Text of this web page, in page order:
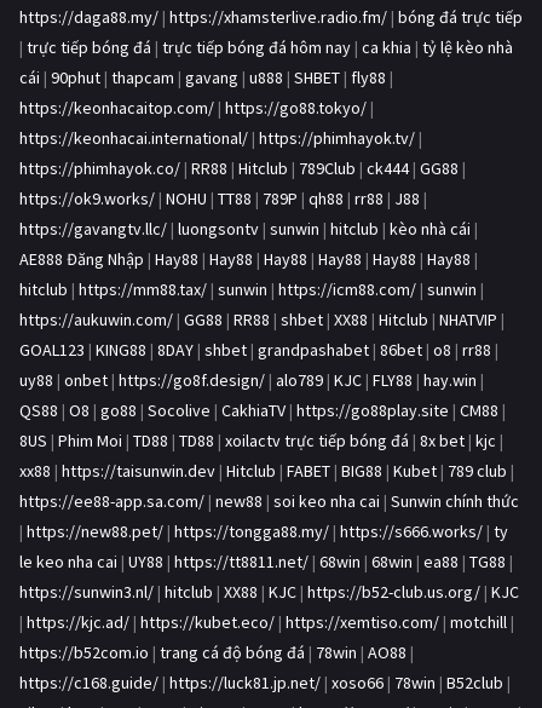
https://daga88.my/ | https://xhamsterlive.radio.fm/ | bóng đá trực tiếp
| trực tiếp bóng đá | trực tiếp bóng đá hôm nay | ca khia | tỷ lệ kèo nhà
cái | 90phut | thapcam | gavang | u888 | SHBET | fly88 |
https://keonhacaitop.com/ | https://go88.tokyo/ |
https://keonhacai.international/ | https://phimhayok.tv/ |
https://phimhayok.co/ | RR88 | Hitclub | 789Club | ck444| GG88 |
https://ok9.works/ | NOHU | TT88 | 789P | qh88 | rr88 | J88 |
https://gavangtv.llc/ | luongsontv | sunwin | hitclub | kèo nhà cái |
AE888 Đăng Nhập | Hay88 | Hay88 | Hay88 | Hay88 | Hay88 | Hay88 |
hitclub | https://mm88.tax/ | sunwin | https://icm88.com/ | sunwin |
https://aukuwin.com/ | GG88 | RR88 | shbet | XX88 | Hitclub | NHATVIP |
GOAL123 | KING88 | 8DAY | shbet | grandpashabet | 86bet | o8 | rr88 |
uy88 | onbet | https://go8f.design/ | alo789 | KJC | FLY88 | hay.win |
QS88 | O8 | go88 | Socolive | CakhiaTV | https://go88play.site | CM88 |
8US | Phim Moi | TD88 | TD88 | xoilactv trực tiếp bóng đá | 8x bet | kjc |
xx88 | https://taisunwin.dev | Hitclub | FABET | BIG88 | Kubet | 789 club |
https://ee88-app.sa.com/ | new88 | soi keo nha cai | Sunwin chính thức
| https://new88.pet/ | https://tongga88.my/ | https://s666.works/ | ty
le keo nha cai | UY88 | https://tt8811.net/ | 68win | 68win | ea88 | TG88 |
https://sunwin3.nl/ | hitclub | XX88 | KJC | https://b52-club.us.org/ | KJC
| https://kjc.ad/ | https://kubet.eco/ | https://xemtiso.com/ | motchill |
https://b52com.io | trang cá độ bóng đá | 78win | AO88 |
https://c168.guide/ | https://luck81.jp.net/ | xoso66 | 78win | B52club |